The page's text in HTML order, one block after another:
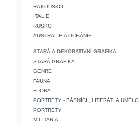
RAKOUSKO
ITALIE
RUSKO
AUSTRALIE A OCEÁNIE
STARÁ A DEKORATIVNÍ GRAFIKA
STARÁ GRAFIKA
GENRE
FAUNA
FLORA
PORTRÉTY - BÁSNÍCI , LITERÁTI A UMĚLCI
PORTRÉTY
MILITARIA